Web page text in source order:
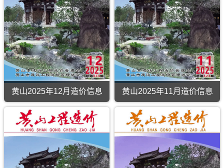
信
息.
用
于
黄
山
工
程
料
纠
信
息
（黄
山
工
程
造
价）
期
刊，
由
山
市
工
黄山2025年12月造价信息 黄山2025年11月造价信息